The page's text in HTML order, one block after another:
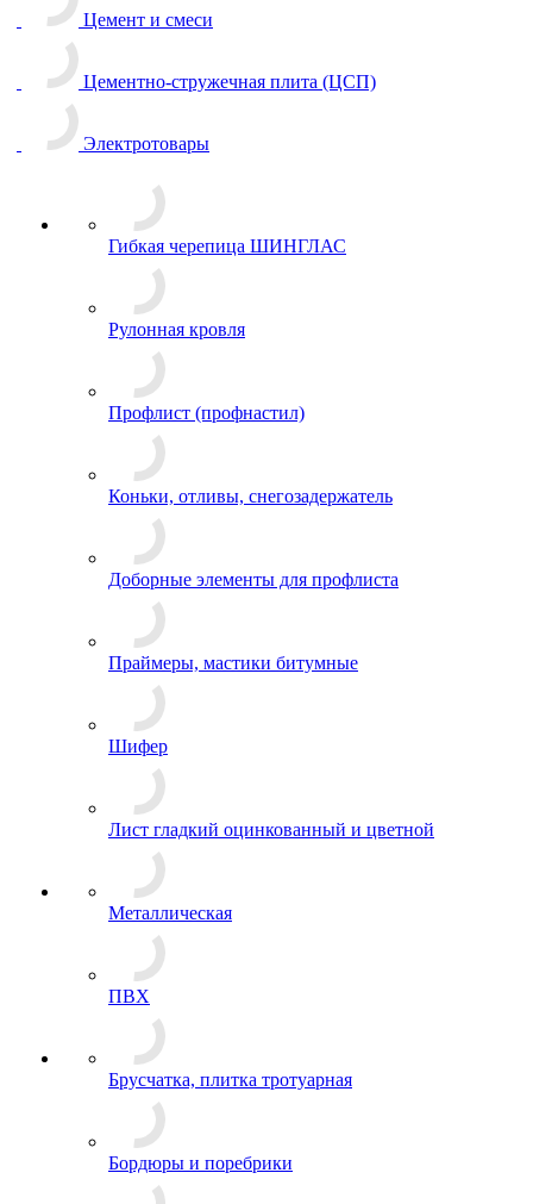
Цемент и смеси
Цементно-стружечная плита (ЦСП)
Электротовары
Гибкая черепица ШИНГЛАС
Рулонная кровля
Профлист (профнастил)
Коньки, отливы, снегозадержатель
Доборные элементы для профлиста
Праймеры, мастики битумные
Шифер
Лист гладкий оцинкованный и цветной
Металлическая
ПВХ
Брусчатка, плитка тротуарная
Бордюры и поребрики